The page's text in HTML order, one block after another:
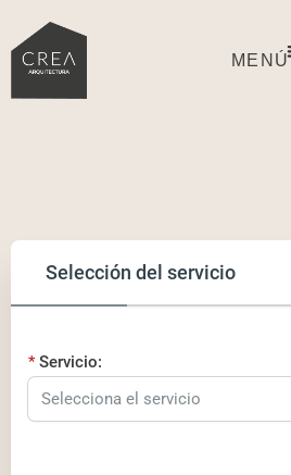
MENÚ
Selección del servicio
Servicio:
Selecciona el servicio